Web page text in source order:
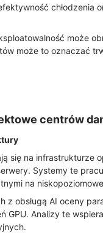
może
może to oznaczać
centrów
się na infrastrukturze
Systemy te
na
obsługą AI oceny
GPU. Analizy te